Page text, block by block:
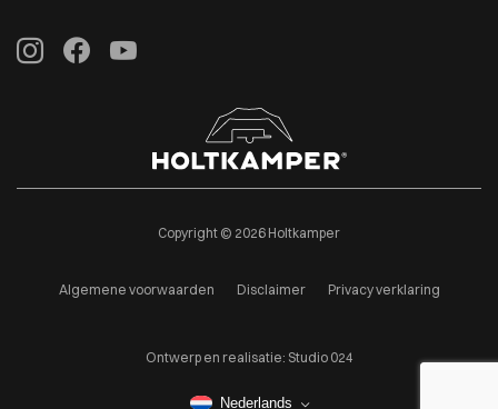
Copyright © 2026 Holtkamper
Algemene voorwaarden Disclaimer Privacy verklaring
Ontwerp en realisatie: Studio 024
Nederlands